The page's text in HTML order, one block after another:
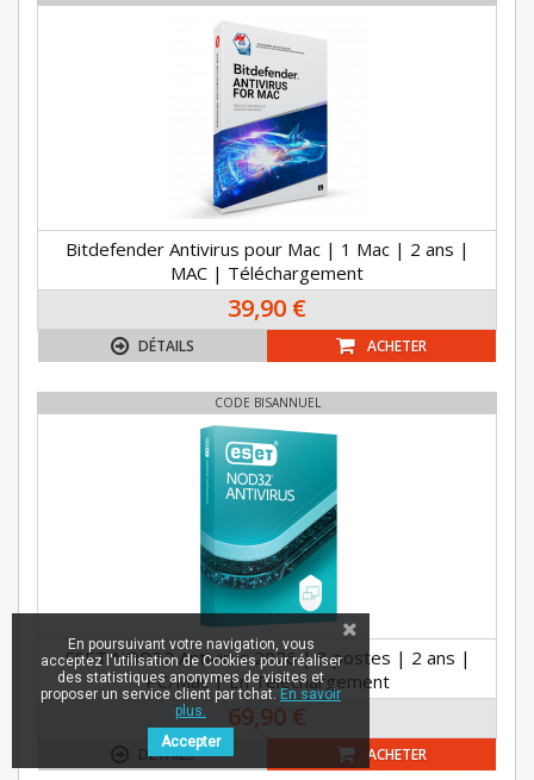
Bitdefender Antivirus pour Mac | 1 Mac | 2 ans |
MAC | Téléchargement
39,90 €
DÉTAILS ACHETER
CODE BISANNUEL
ESET NOD32 Antivirus 2026 | 3 postes | 2 ans |
PC/Mac | En Téléchargement
69,90 €
DÉTAILS ACHETER
En poursuivant votre navigation, vous
acceptez l'utilisation de Cookies pour réaliser
des statistiques anonymes de visites et
proposer un service client par tchat. En savoir
plus.
Accepter